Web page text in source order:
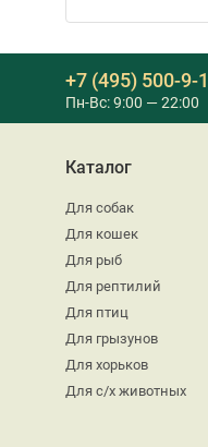
+7 (495) 500-9-
Пн-Вс: 9:00 — 22:00
Каталог
Для собак
Для кошек
Для рыб
Для рептилий
Для птиц
Для грызунов
Для хорьков
Для с/х животных